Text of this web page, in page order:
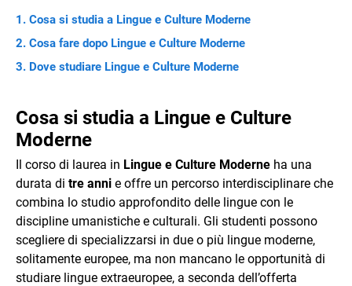
Cosa si studia a Lingue e Culture Moderne
Cosa fare dopo Lingue e Culture Moderne
Dove studiare Lingue e Culture Moderne
Cosa si studia a Lingue e Culture
Moderne
Il corso di laurea in Lingue e Culture Moderne ha una
durata di tre anni e offre un percorso interdisciplinare che
combina lo studio approfondito delle lingue con le
discipline umanistiche e culturali. Gli studenti possono
scegliere di specializzarsi in due o più lingue moderne,
solitamente europee, ma non mancano le opportunità di
studiare lingue extraeuropee, a seconda dell’offerta